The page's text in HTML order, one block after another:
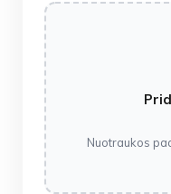
Nuotraukos